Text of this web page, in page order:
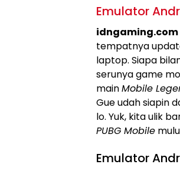
Emulator
idngaming.com
tempatnya
laptop. Siapa
serunya game
mainMobile
Gue udah siapin
lo. Yuk, kita ulik
PUBG Mobile
Emulator